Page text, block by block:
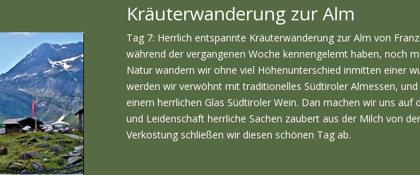
Kräuterwanderung zur Alm
Tag 7: Herrlich entspannte Kräuterwanderung zur Alm von
während der vergangenen Woche kennengelernt haben, noch
Natur wandern wir ohne viel Höhenunterschied inmitten einer
werden wir verwöhnt mit traditionelles Südtiroler Almessen,
einem herrlichen Glas Südtiroler Wein. Dan machen wir uns auf
und Leidenschaft herrliche Sachen zaubert aus der Milch von
Verkostung schließen wir diesen schönen Tag ab.